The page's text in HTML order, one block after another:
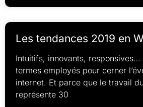
Les tendances 2019 en
Intuitifs, innovants, responsives…
termes employés pour cerner
internet. Et parce que le travail
représente 30